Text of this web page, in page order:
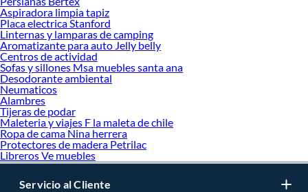
Aspiradora limpia tapiz
Placa electrica Stanford
Linternas y lamparas de camping
Aromatizante para auto Jelly belly
Centros de actividad
Sofas y sillones Msa muebles santa ana
Desodorante ambiental
Neumaticos
Alambres
Tijeras de podar
Maleteria y viajes F la maleta de chile
Ropa de cama Nina herrera
Protectores de madera Petrilac
Libreros Ve muebles
Servicio al Cliente